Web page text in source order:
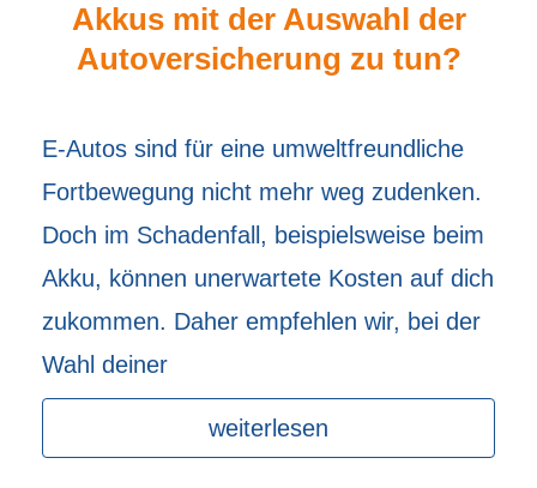
Akkus mit der Auswahl der
Auto­ver­si­che­rung zu tun?
E-Autos sind für eine umweltfreundliche
Fortbewegung nicht mehr weg zudenken.
Doch im Schadenfall, beispielsweise beim
Akku, können unerwartete Kosten auf dich
zukommen. Daher empfehlen wir, bei der
Wahl deiner
weiterlesen